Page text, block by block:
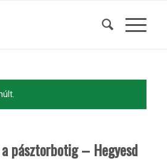
pásztorbotig – Hegyesd